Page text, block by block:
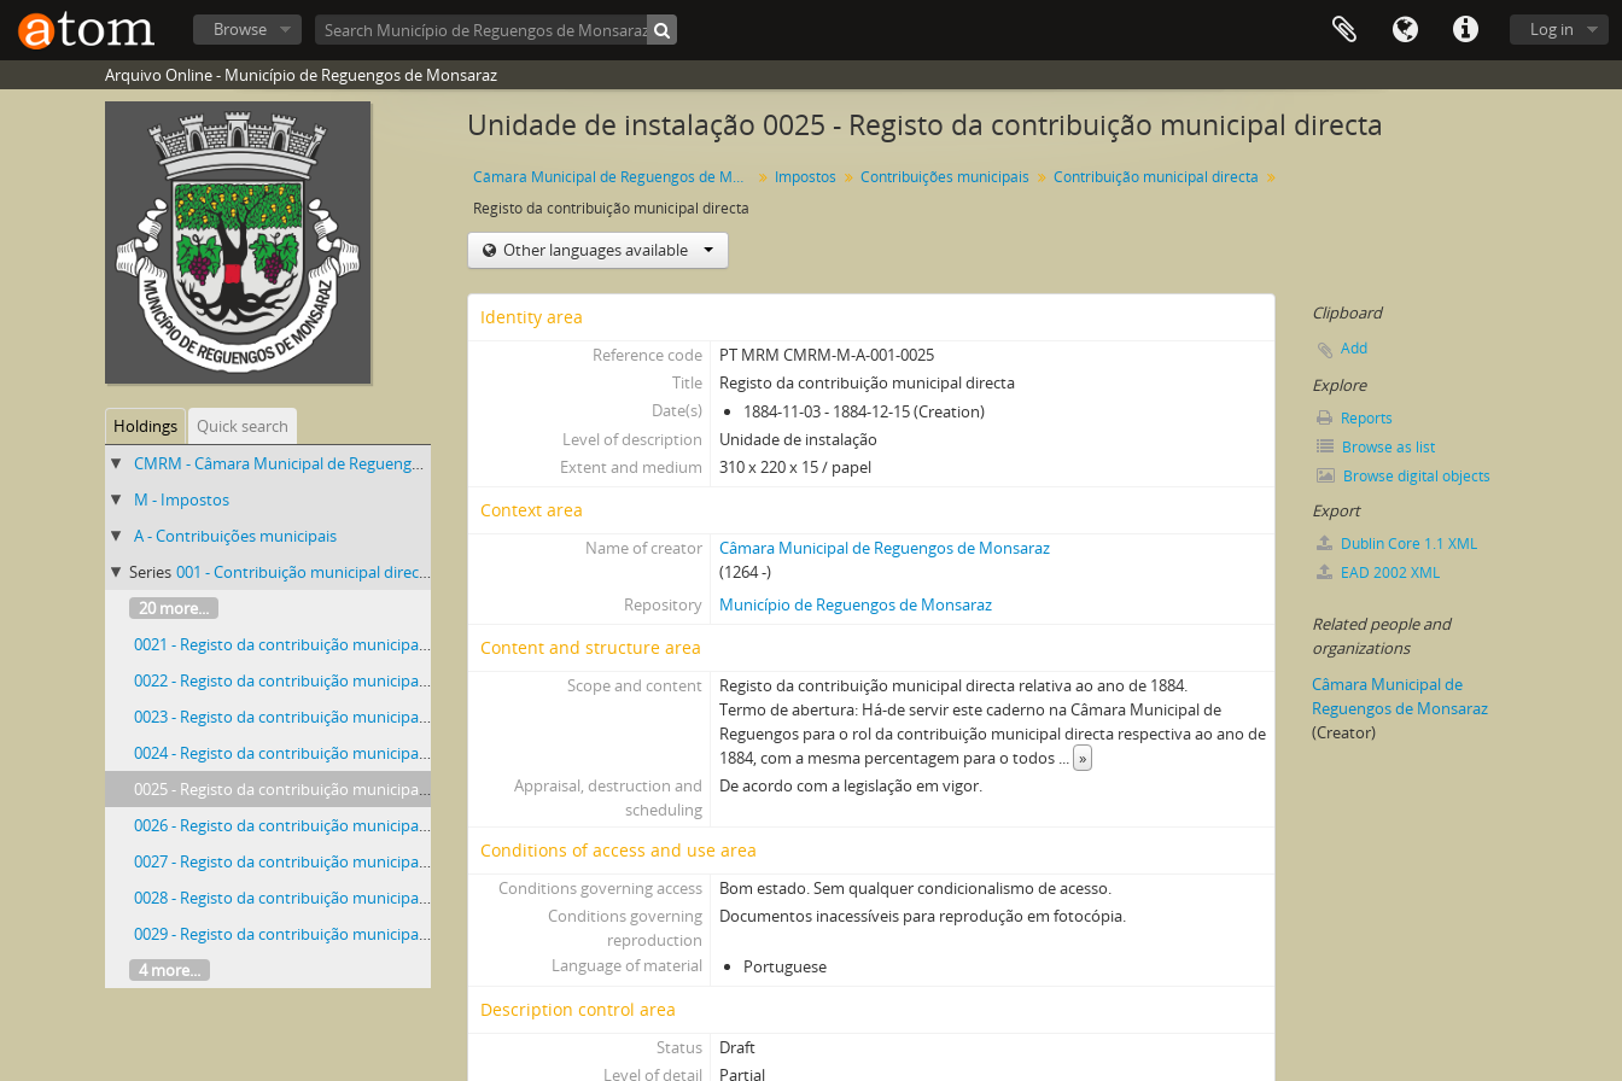
Log in
Browse
Arquivo Online - Município de Reguengos de Monsaraz
Holdings
Quick search
CMRM - Câmara Municipal de Reguengos de Monsaraz
M - Impostos
A - Contribuições municipais
Series 001 - Contribuição municipal directa
20 more...
0021 - Registo da contribuição municipal directa
0022 - Registo da contribuição municipal directa
0023 - Registo da contribuição municipal directa
0024 - Registo da contribuição municipal directa
0025 - Registo da contribuição municipal directa
0026 - Registo da contribuição municipal directa
0027 - Registo da contribuição municipal directa
0028 - Registo da contribuição municipal directa
0029 - Registo da contribuição municipal directa
4 more...
Unidade de instalação 0025 - Registo da contribuição municipal directa
Câmara Municipal de Reguengos de Monsaraz Impostos Contribuições municipais
Contribuição municipal directa
Registo da contribuição municipal directa
Other languages available
Identity area
Reference code
PT MRM CMRM-M-A-001-0025
Title
Registo da contribuição municipal directa
Date(s)
1884-11-03 - 1884-12-15 (Creation)
Level of description
Unidade de instalação
Extent and medium
310 x 220 x 15 / papel
Context area
Name of creator
Câmara Municipal de Reguengos de Monsaraz
(1264 -)
Repository
Município de Reguengos de Monsaraz
Content and structure area
Scope and content
Registo da contribuição municipal directa relativa ao ano de 1884.
Termo de abertura: Há-de servir este caderno na Câmara Municipal de
Reguengos para o rol da contribuição municipal directa respectiva ao ano de
1884, com a mesma percentagem para o todos ... »
Appraisal, destruction and
scheduling
De acordo com a legislação em vigor.
Conditions of access and use area
Conditions governing access
Bom estado. Sem qualquer condicionalismo de acesso.
Conditions governing
reproduction
Documentos inacessíveis para reprodução em fotocópia.
Language of material Portuguese
Description control area
Status
Draft
Level of detail
Partial
Clipboard
Add
Explore
Reports
Browse as list
Browse digital objects
Export
Dublin Core 1.1 XML
EAD 2002 XML
Related people and
organizations
Câmara Municipal de
Reguengos de Monsaraz
(Creator)